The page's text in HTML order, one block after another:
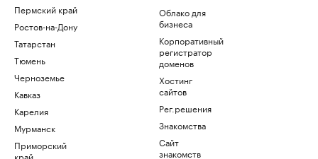
Пермский край
Ростов-на-Дону
Татарстан
Тюмень
Черноземье
Кавказ
Карелия
Мурманск
Приморский
край
Облако для
бизнеса
Корпоративный
регистратор
доменов
Хостинг
сайтов
Рег.решения
Знакомства
Сайт
знакомств